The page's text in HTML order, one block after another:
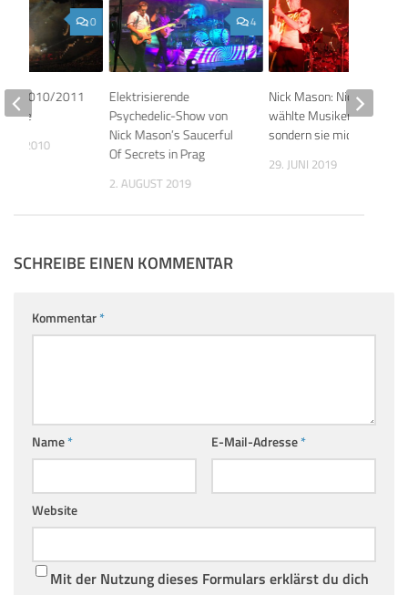
4
Elektrisierende
Psychedelic-Show von
Nick Mason’s Saucerful
Of Secrets in Prag
2. AUGUST 2019
Nick Mason: Nicht ich
wählte Musiker der Band,
sondern sie mich!
29. JUNI 2019
0
2010/2011
2010
SCHREIBE EINEN KOMMENTAR
Kommentar*
Name* E-Mail-Adresse*
Website
Mit der Nutzung dieses Formulars erklärst du dich